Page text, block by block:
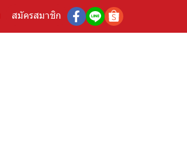
สมัครสมาชิก